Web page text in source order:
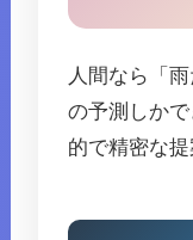
人間なら「
の予測しか
的で精密な提